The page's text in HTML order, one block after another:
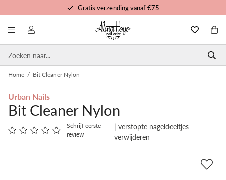
Gratis verzending vanaf €75
Gratis trainingen en tutorials
Voor 16u besteld, morgen in huis
Home / Bit Cleaner Nylon
Urban Nails
Bit Cleaner Nylon
Schrijf eerste
review
| verstopte nageldeeltjes
verwijderen